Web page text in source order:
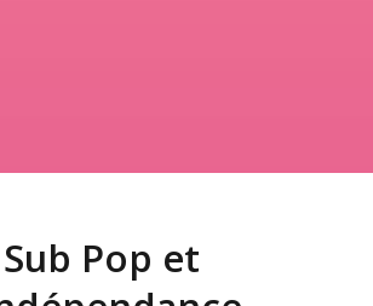
Sub Pop et